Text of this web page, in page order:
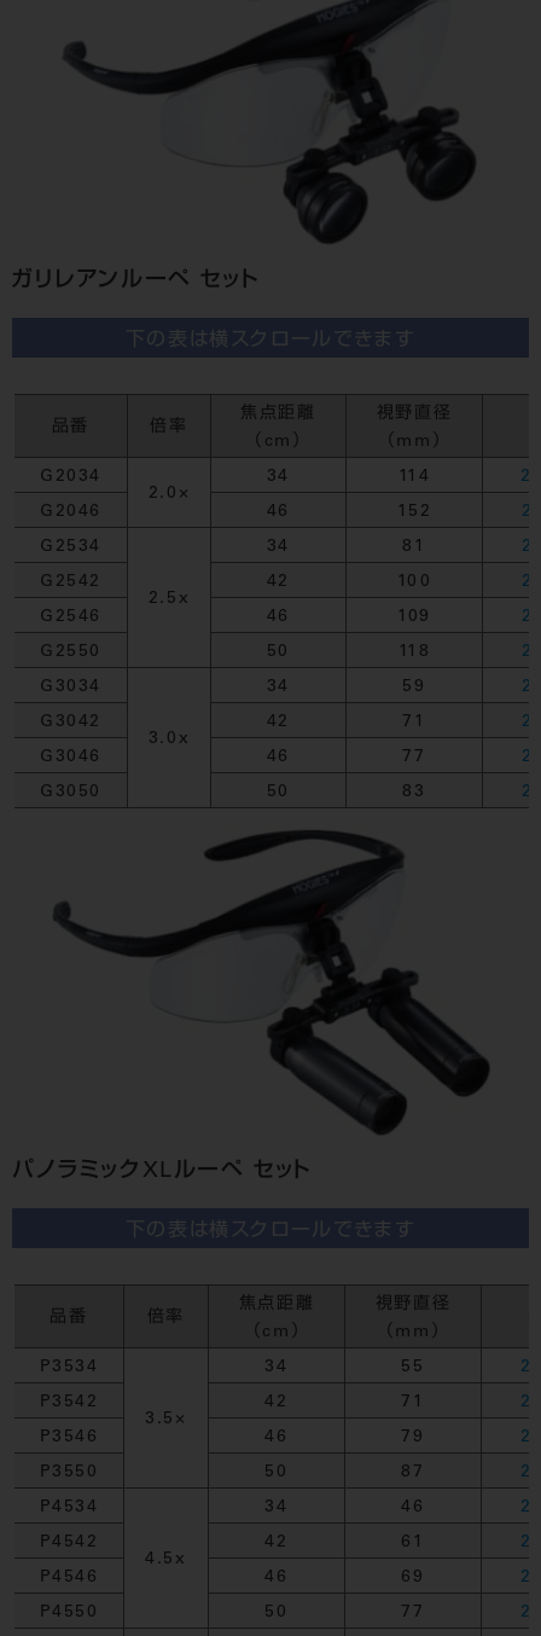
ガリレアンルーペ セット
下の表は横スクロールできます
品番 倍率
焦点距離
（cm）
視野直径
（mm）
G2034
2.0×
34 114
G2046 46 152
G2534
2.5x
34 81
G2542 42 100
G2546 46 109
G2550 50 118
G3034
3.0x
34 59
G3042 42 71
G3046 46 77
G3050 50 83
パノラミックXLルーペ セット
下の表は横スクロールできます
品番 倍率
焦点距離
（cm）
視野直径
（mm）
P3534
3.5×
34 55
P3542 42 71
P3546 46 79
P3550 50 87
P4534
4.5x
34 46
P4542 42 61
P4546 46 69
P4550 50 77